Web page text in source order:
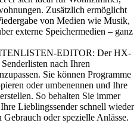
Zusätzlich ermöglicht
von Medien wie Musik,
externe Speichermedien – ganz
EDITOR: Der HX-
nach Ihren
Sie können Programme
oder umbenennen und Ihre
So behalten Sie immer
Lieblingssender schnell wieder
oder spezielle Anlässe.